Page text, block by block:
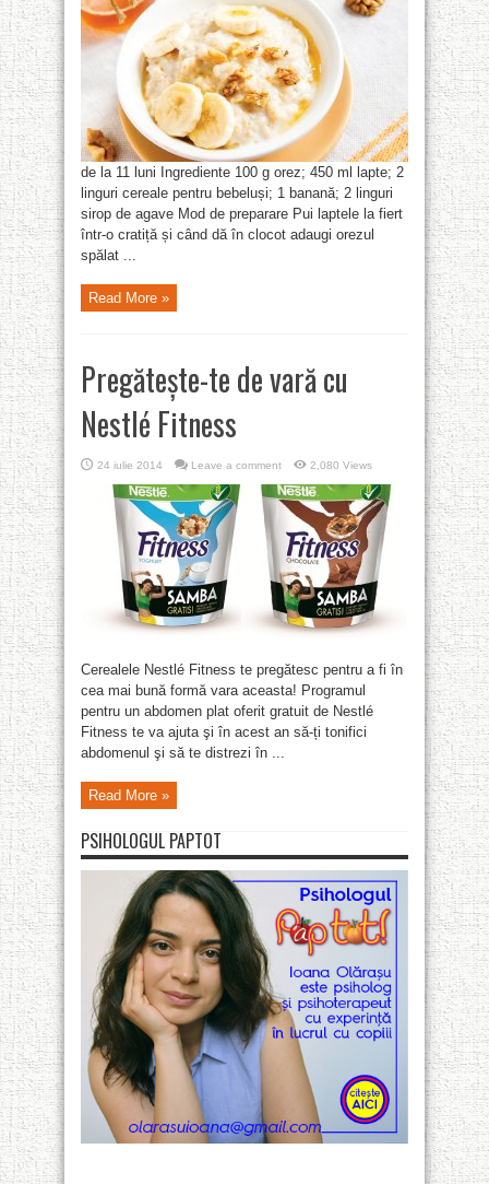
de la 11 luni Ingrediente 100 g orez; 450 ml lapte; 2
linguri cereale pentru bebeluși; 1 banană; 2 linguri
sirop de agave Mod de preparare Pui laptele la fiert
într-o cratiță și când dă în clocot adaugi orezul
spălat ...
Read More »
Pregăteşte-te de vară cu
Nestlé Fitness
24 iulie 2014 Leave a comment 2,080 Views
Cerealele Nestlé Fitness te pregătesc pentru a fi în
cea mai bună formă vara aceasta! Programul
pentru un abdomen plat oferit gratuit de Nestlé
Fitness te va ajuta şi în acest an să-ți tonifici
abdomenul şi să te distrezi în ...
Read More »
PSIHOLOGUL PAPTOT